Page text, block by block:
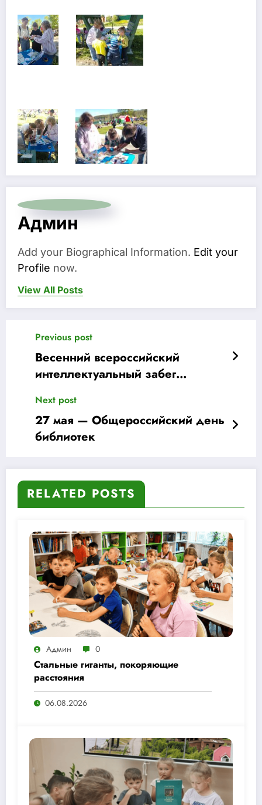
Админ
Add your Biographical Information. Edit your
Profile now.
View All Posts
Previous post
Весенний всероссийский
интеллектуальный забег
Next post
27 мая — Общероссийский день
библиотек
RELATED POSTS
Админ 0
Стальные гиганты, покоряющие
расстояния
06.08.2026